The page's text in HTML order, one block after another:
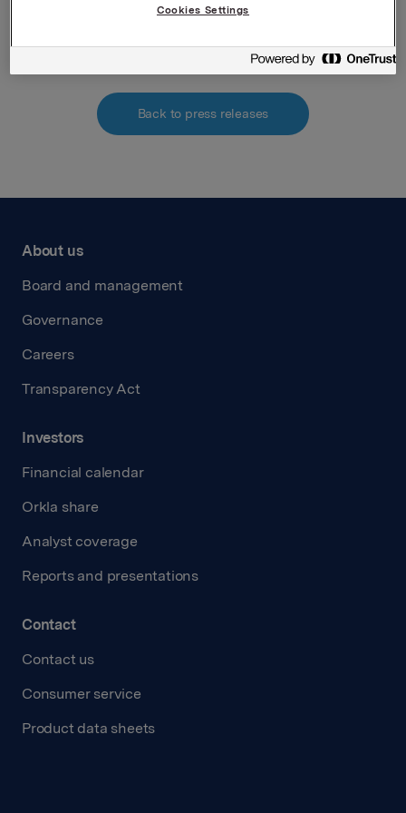
Back to press releases
About us
Board and management
Governance
Careers
Transparency Act
Investors
Financial calendar
Orkla share
Analyst coverage
Reports and presentations
Contact
Contact us
Consumer service
Product data sheets
Cookies Settings